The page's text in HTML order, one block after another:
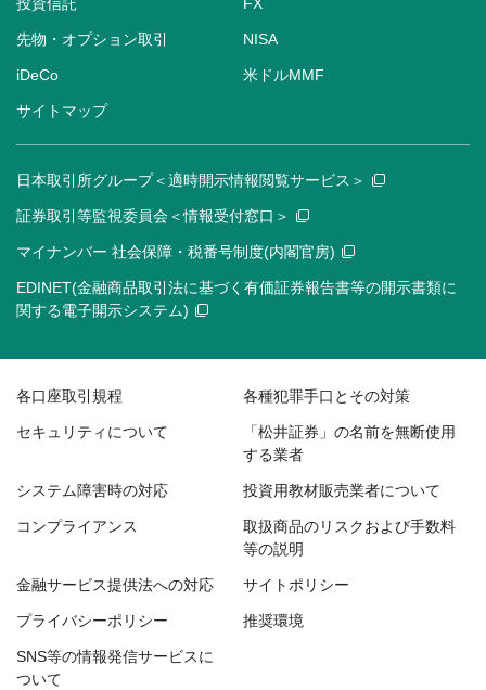
投資信託 FX
先物・オプション取引 NISA
iDeCo 米ドルMMF
サイトマップ
日本取引所グループ＜適時開示情報閲覧サービス＞
証券取引等監視委員会＜情報受付窓口＞
マイナンバー 社会保障・税番号制度(内閣官房)
EDINET(金融商品取引法に基づく有価証券報告書等の開示書類に
関する電子開示システム)
各口座取引規程 各種犯罪手口とその対策
セキュリティについて
「松井証券」の名前を無断使用
する業者
システム障害時の対応 投資用教材販売業者について
コンプライアンス
取扱商品のリスクおよび手数料
等の説明
金融サービス提供法への対応 サイトポリシー
プライバシーポリシー 推奨環境
SNS等の情報発信サービスに
ついて